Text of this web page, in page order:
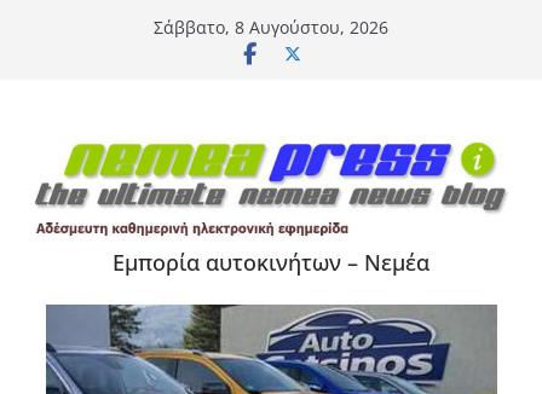
Σάββατο, 8 Αυγούστου, 2026
Εμπορία αυτοκινήτων – Νεμέα